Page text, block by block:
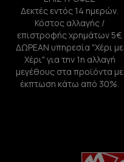
Δεκτές εντός 14 ημερών.
Κόστος αλλαγής /
επιστροφής χρημάτων 5€.
ΔΩΡΕΑΝ υπηρεσία "Χέρι με
Χέρι" για την 1η αλλαγή
μεγέθους στα προϊόντα με
έκπτωση κάτω από 30%.